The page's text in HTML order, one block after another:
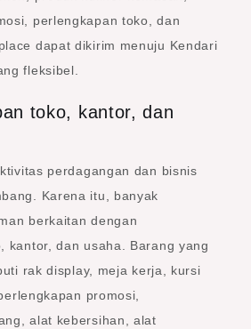
perlengkapan toko, dan
dapat dikirim menuju Kendari
fleksibel.
toko, kantor, dan
perdagangan dan bisnis
Karena itu, banyak
berkaitan dengan
kantor, dan usaha. Barang yang
rak display, meja kerja, kursi
promosi,
alat kebersihan, alat